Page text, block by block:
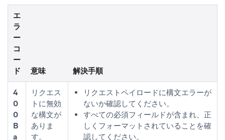
エ
ラ
ー
コ
ー
ド
意味 解決手順
4
0
0
B
a
リクエス
トに無効
な構文が
ありま
す。
リクエストペイロードに構文エラーが
ないか確認してください。
すべての必須フィールドが含まれ、正
しくフォーマットされていることを確
認してください。